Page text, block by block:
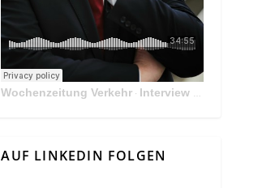
Wochenzeitung Verkehr · Interview Mit Andreas Matthä, CEO der ÖBB Holding
AUF LINKEDIN FOLGEN